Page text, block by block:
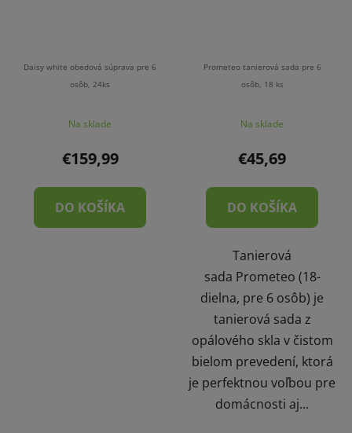
Daisy white obedová súprava pre 6
osôb, 24ks
Na sklade
€159,99
DO KOŠÍKA
Prometeo tanierová sada pre 6
osôb, 18 ks
Na sklade
€45,69
DO KOŠÍKA
Tanierová
sada Prometeo (18-
dielna, pre 6 osôb) je
tanierová sada z
opálového skla v čistom
bielom prevedení, ktorá
je perfektnou voľbou pre
domácnosti aj...